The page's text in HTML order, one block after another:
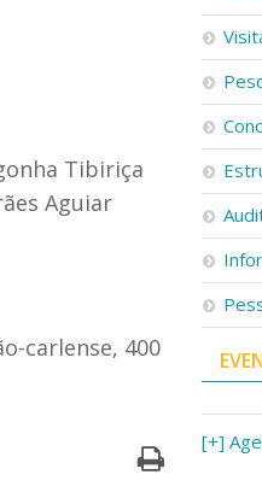
Tibiriça
Aguiar
carlense, 400
[+]